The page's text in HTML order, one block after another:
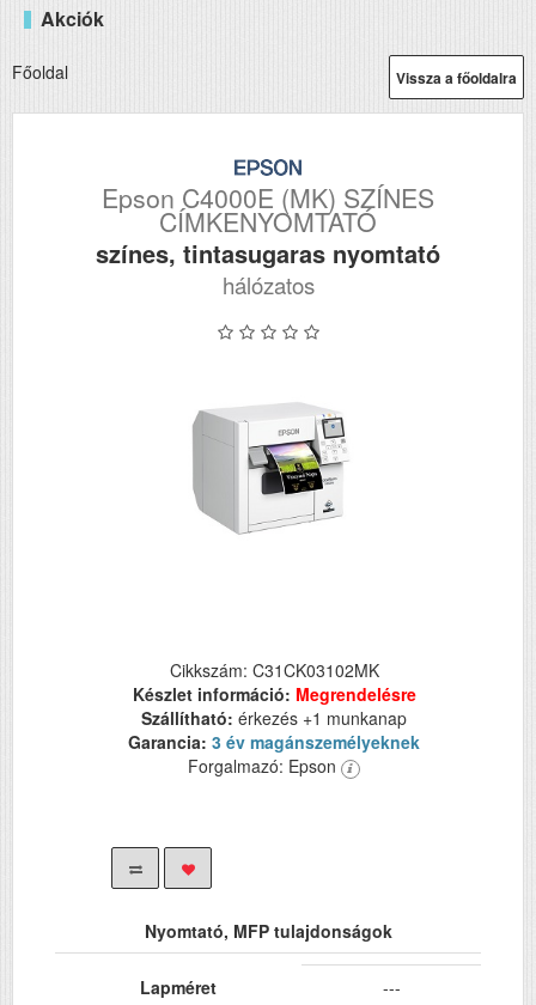
Akciók
Vissza a főoldalra
Főoldal
Epson C4000E (MK) SZÍNES
CÍMKENYOMTATÓ
színes, tintasugaras nyomtató
hálózatos
Cikkszám: C31CK03102MK
Készlet információ: Megrendelésre
Szállítható: érkezés +1 munkanap
Garancia: 3 év magánszemélyeknek
Forgalmazó: Epson
Nyomtató, MFP tulajdonságok
Lapméret
---